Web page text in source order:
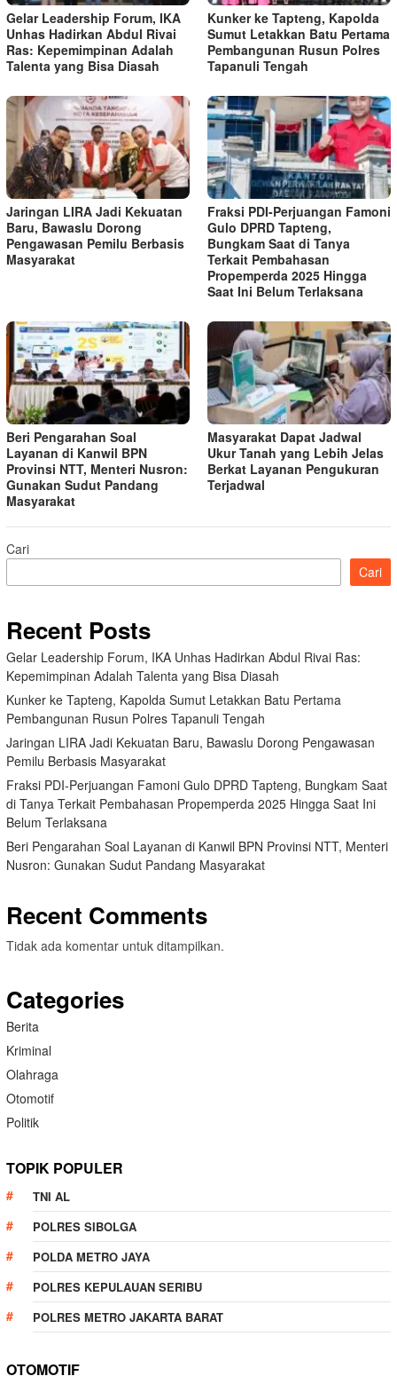
Gelar Leadership Forum, IKA
Unhas Hadirkan Abdul Rivai
Ras: Kepemimpinan Adalah
Talenta yang Bisa Diasah
Kunker ke Tapteng, Kapolda
Sumut Letakkan Batu Pertama
Pembangunan Rusun Polres
Tapanuli Tengah
Jaringan LIRA Jadi Kekuatan
Baru, Bawaslu Dorong
Pengawasan Pemilu Berbasis
Masyarakat
Fraksi PDI-Perjuangan Famoni
Gulo DPRD Tapteng,
Bungkam Saat di Tanya
Terkait Pembahasan
Propemperda 2025 Hingga
Saat Ini Belum Terlaksana
Beri Pengarahan Soal
Layanan di Kanwil BPN
Provinsi NTT, Menteri Nusron:
Gunakan Sudut Pandang
Masyarakat
Masyarakat Dapat Jadwal
Ukur Tanah yang Lebih Jelas
Berkat Layanan Pengukuran
Terjadwal
Cari
Cari
Recent Posts
Gelar Leadership Forum, IKA Unhas Hadirkan Abdul Rivai Ras:
Kepemimpinan Adalah Talenta yang Bisa Diasah
Kunker ke Tapteng, Kapolda Sumut Letakkan Batu Pertama
Pembangunan Rusun Polres Tapanuli Tengah
Jaringan LIRA Jadi Kekuatan Baru, Bawaslu Dorong Pengawasan
Pemilu Berbasis Masyarakat
Fraksi PDI-Perjuangan Famoni Gulo DPRD Tapteng, Bungkam Saat
di Tanya Terkait Pembahasan Propemperda 2025 Hingga Saat Ini
Belum Terlaksana
Beri Pengarahan Soal Layanan di Kanwil BPN Provinsi NTT, Menteri
Nusron: Gunakan Sudut Pandang Masyarakat
Recent Comments
Tidak ada komentar untuk ditampilkan.
Categories
Berita
Kriminal
Olahraga
Otomotif
Politik
TOPIK POPULER
TNI AL
POLRES SIBOLGA
POLDA METRO JAYA
POLRES KEPULAUAN SERIBU
POLRES METRO JAKARTA BARAT
OTOMOTIF